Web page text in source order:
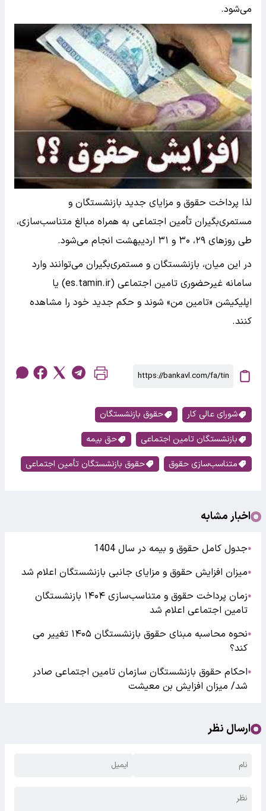
می‌شود.
لذا پرداخت حقوق و مزایای جدید بازنشستگان و
مستمری‌بگیران تأمین اجتماعی به همراه مبالغ متناسب‌سازی،
طی روزهای ۲۹، ۳۰ و ۳۱ اردیبهشت انجام می‌شود.
در این میان، بازنشستگان و مستمری‌بگیران می‌توانند وارد
سامانه غیرحضوری تامین اجتماعی (es.tamin.ir) یا
اپلیکیشن «تامین من» شوند و حکم جدید خود را مشاهده
کنند.
شورای عالی کار
حقوق بازنشستگان
بازنشستگان تامین اجتماعی
حق بیمه
متناسب‌سازی حقوق
حقوق بازنشستگان تأمین اجتماعی
اخبار مشابه
●جدول کامل حقوق و بیمه در سال 1404
●میزان افزایش حقوق و مزایای جانبی بازنشستگان اعلام شد
●
زمان پرداخت حقوق و متناسب‌سازی ۱۴۰۴ بازنشستگان
تامین اجتماعی اعلام شد
●
نحوه محاسبه مبنای حقوق بازنشستگان ۱۴۰۵ تغییر می
کند؟
●احکام حقوق بازنشستگان سازمان تامین اجتماعی صادر
شد/ میزان افزایش بن معیشت
ارسال نظر